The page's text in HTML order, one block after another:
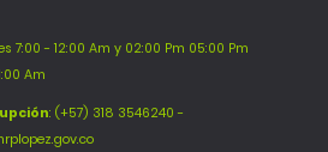
7:00 - 12:00 Am y 02:00 Pm 05:00 Pm
Am
: (+57) 318 3546240 -